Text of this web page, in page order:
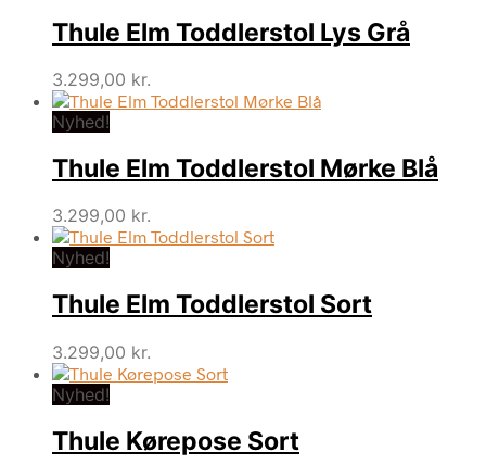
Thule Elm Toddlerstol Lys Grå
3.299,00 kr.
Nyhed!
Thule Elm Toddlerstol Mørke Blå
3.299,00 kr.
Nyhed!
Thule Elm Toddlerstol Sort
3.299,00 kr.
Nyhed!
Thule Kørepose Sort